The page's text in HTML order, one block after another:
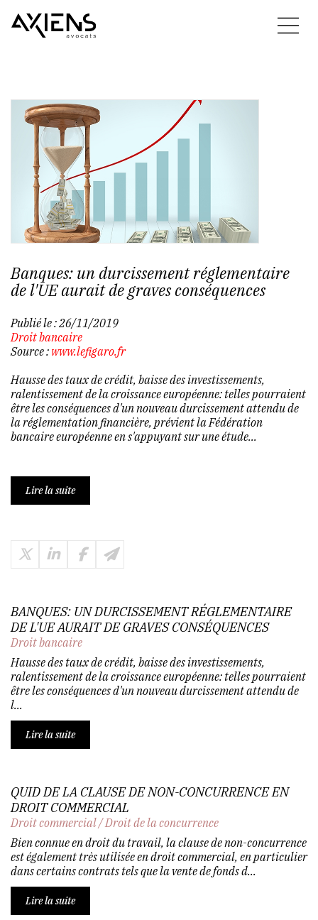
Banques: un durcissement réglementaire
de l'UE aurait de graves conséquences
Publié le :26/11/2019
Droit bancaire
Source : www.lefigaro.fr
Hausse des taux de crédit, baisse des investissements,
ralentissement de la croissance européenne: telles pourraient
être les conséquences d'un nouveau durcissement attendu de
la réglementation financière, prévient la Fédération
bancaire européenne en s'appuyant sur une étude...
Lire la suite
BANQUES: UN DURCISSEMENT RÉGLEMENTAIRE
DE L'UE AURAIT DE GRAVES CONSÉQUENCES
Droit bancaire
Hausse des taux de crédit, baisse des investissements,
ralentissement de la croissance européenne: telles pourraient
être les conséquences d'un nouveau durcissement attendu de
l...
Lire la suite
QUID DE LA CLAUSE DE NON-CONCURRENCE EN
DROIT COMMERCIAL
Droit commercial/Droit de la concurrence
Bien connue en droit du travail, la clause de non-concurrence
est également très utilisée en droit commercial, en particulier
dans certains contrats tels que la vente de fonds d...
Lire la suite